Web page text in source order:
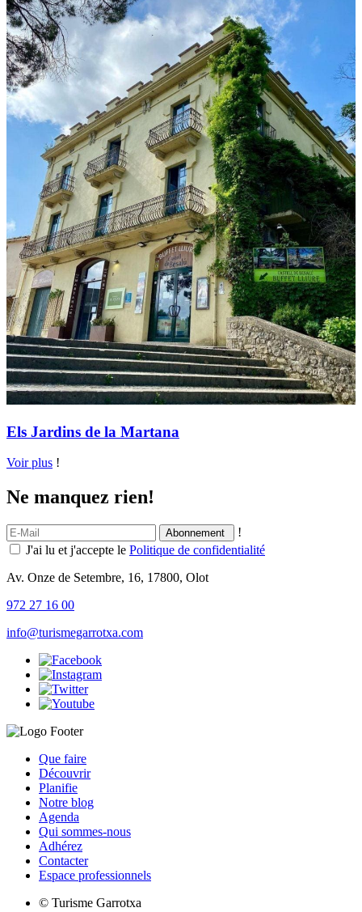
Els Jardins de la Martana
Voir plus !
Ne manquez rien!
!
J'ai lu et j'accepte le Politique de confidentialité
Av. Onze de Setembre, 16, 17800, Olot
972 27 16 00
info@turismegarrotxa.com
Que faire
Découvrir
Planifie
Notre blog
Agenda
Qui sommes-nous
Adhérez
Contacter
Espace professionnels
© Turisme Garrotxa